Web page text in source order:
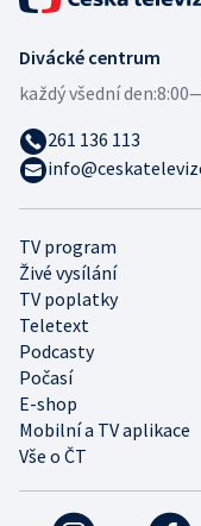
TV program
Živé vysílání
TV poplatky
Teletext
Podcasty
Počasí
E-shop
Mobilní a TV aplikace
Vše o ČT
Divácké centrum
každý všední den:
261 136 113